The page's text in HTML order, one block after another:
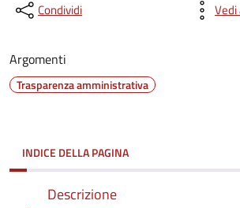
Condividi
Argomenti
Trasparenza amministrativa
INDICE DELLA PAGINA
Descrizione